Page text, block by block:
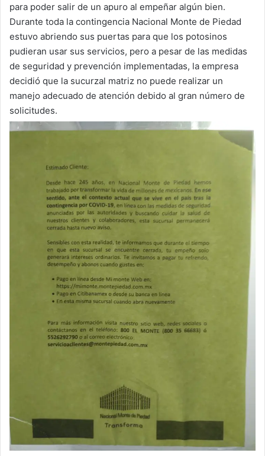
para poder salir de un apuro al empeñar algún bien.
Durante toda la contingencia Nacional Monte de Piedad
estuvo abriendo sus puertas para que los potosinos
pudieran usar sus servicios, pero a pesar de las medidas
de seguridad y prevención implementadas, la empresa
decidió que la sucurzal matriz no puede realizar un
manejo adecuado de atención debido al gran número de
solicitudes.